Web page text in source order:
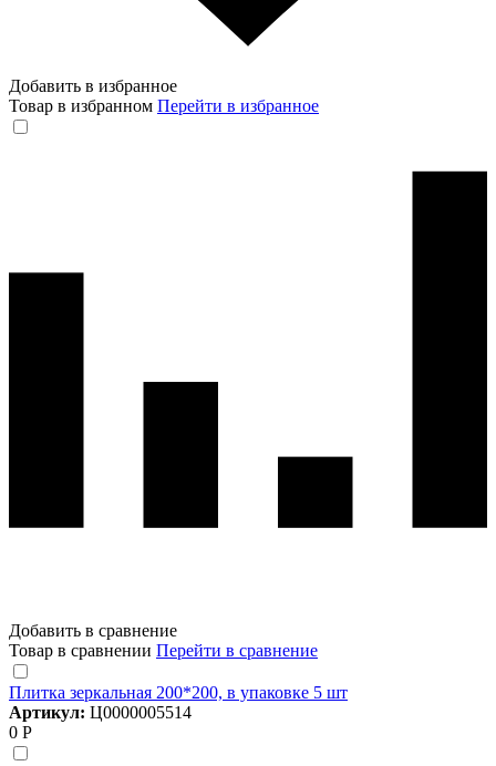
Добавить в избранное
Товар в избранном Перейти в избранное
Добавить в сравнение
Товар в сравнении Перейти в сравнение
Плитка зеркальная 200*200, в упаковке 5 шт
Артикул: Ц0000005514
0 Р